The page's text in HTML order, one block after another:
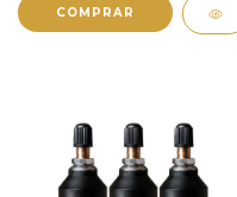
COMPRAR